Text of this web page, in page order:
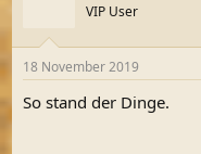
VIP User
18 November 2019
So stand der Dinge.